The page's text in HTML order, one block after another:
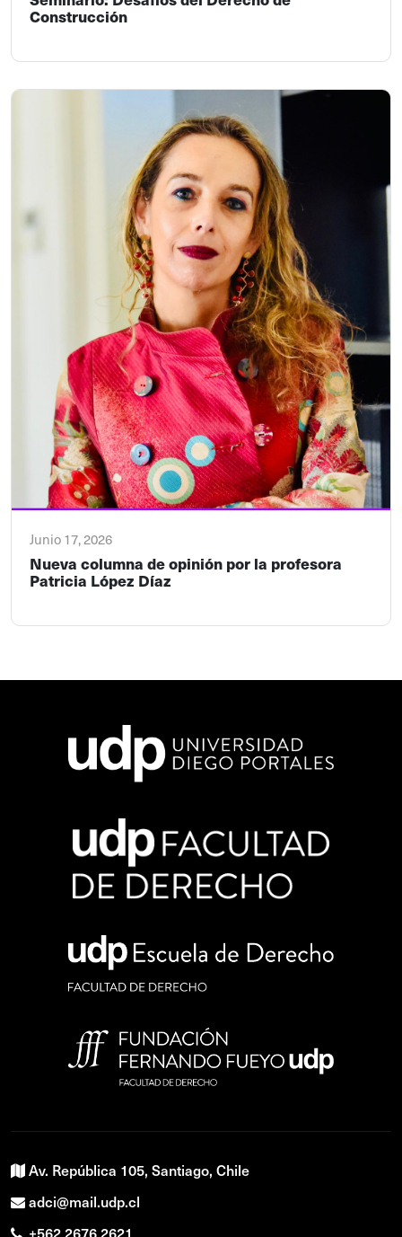
Construcción
Junio 17, 2026
Nueva columna de opinión por la profesora
Patricia López Díaz
Av. República 105, Santiago, Chile
adci@mail.udp.cl